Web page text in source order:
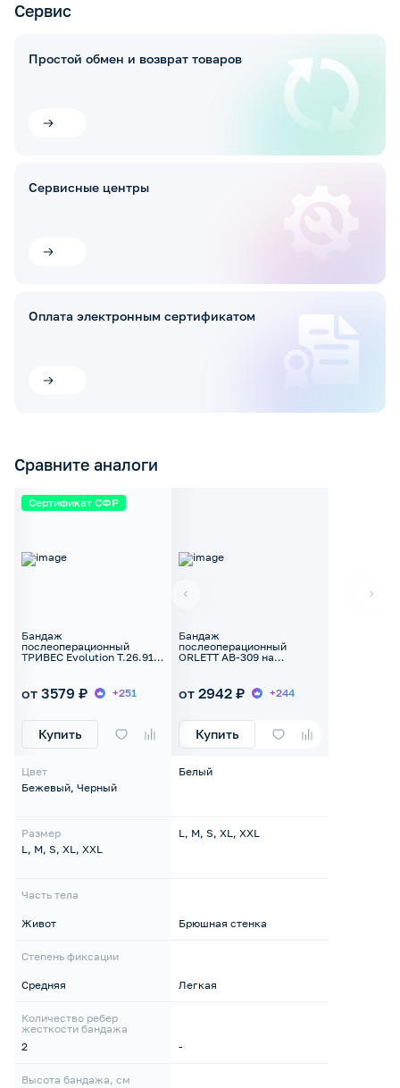
Сервис
Простой обмен и возврат товаров
Сервисные центры
Оплата электронным сертификатом
Сравните аналоги
Сертификат СФР
Бандаж
послеоперационный
ТРИВЕС Evolution Т.26.91
от 3579 ₽ +251
Купить
Цвет
Бежевый, Черный
Размер
L, M, S, XL, XXL
Часть тела
Живот
Степень фиксации
Средняя
Количество ребер
жесткости бандажа
2
Высота бандажа, см
Бандаж
послеоперационный
ORLETT AB-309 на
от 2942 ₽ +244
Купить
Белый
L, M, S, XL, XXL
Брюшная стенка
Легкая
-